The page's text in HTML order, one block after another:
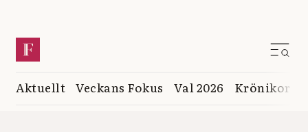
Aktuellt Veckans Fokus Val 2026 Krönikor